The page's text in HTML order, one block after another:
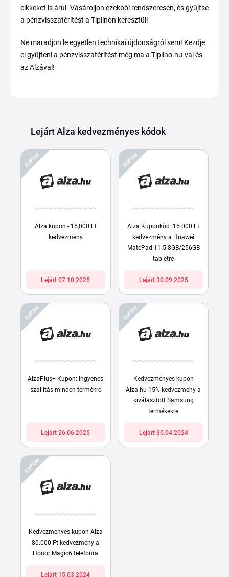
cikkeket is árul. Vásároljon ezekből rendszeresen, és gyűjtse
a pénzvisszatérítést a Tiplinón keresztül!
Ne maradjon le egyetlen technikai újdonságról sem! Kezdje
el gyűjteni a pénzvisszatérítést még ma a Tiplino.hu-val és
az Alzával!
Lejárt Alza kedvezményes kódok
KUPON
Alza kupon - 15,000 Ft
kedvezmény
Lejárt 07.10.2025
KUPON
Alza Kuponkód: 15.000 Ft
kedvezmény a Huawei
MatePad 11.5 8GB/256GB
tabletre
Lejárt 30.09.2025
KUPON
AlzaPlus+ Kupon: Ingyenes
szállítás minden termékre
Lejárt 26.06.2025
KUPON
Kedvezményes kupon
Alza.hu 15% kedvezmény a
kiválasztott Samsung
termékekre
Lejárt 30.04.2024
KUPON
Kedvezményes kupon Alza
80.000 Ft kedvezmény a
Honor Magic6 telefonra
Lejárt 15.03.2024